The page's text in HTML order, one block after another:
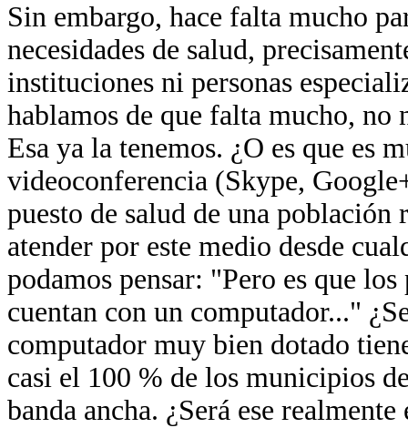
Sin embargo, hace falta mucho
necesidades de salud,
instituciones ni personas
hablamos de que falta mucho, no
Esa ya la tenemos. ¿O es que
videoconferencia (Skype,
puesto de salud de una población
atender por este medio desde
podamos pensar: "Pero es que
cuentan con un computador..."
computador muy bien dotado
casi el 100 % de los municipios
banda ancha. ¿Será ese